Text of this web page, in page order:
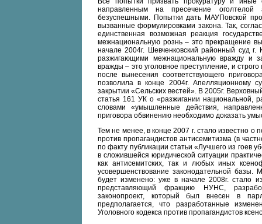
направленным на пресечение
безуспешными. Попытки дать МАУПовской
вызванные формулировками закона. Так,
единственная возможная реакция
межнациональную рознь – это прекращение
начале 2004г. Шевченковский районный суд
разжигающими межнациональную вражду и
вражды – это уголовное преступление, и
после вынесения соответствующего
позволила в конце 2004г. Апелляционному
закрытии «Сельских вестей». В 2005г.
статья 161 УК о «разжигании национальной,
словами «умышленные действия,
приговора обвинению необходимо доказать
Тем не менее, в конце 2007 г. стало известно о
против пропагандистов антисемитизма (в
по факту публикации статьи «Лучшего из гоев
в сложившейся юридической ситуации
как антисемитских, так и любых иных
усовершенствование законодательной
будет изменено: уже в начале 2008г. стало
представляющий фракцию НУНС,
законопроект, который был внесен в
предполагается, что разработанные
Уголовного кодекса против пропагандистов